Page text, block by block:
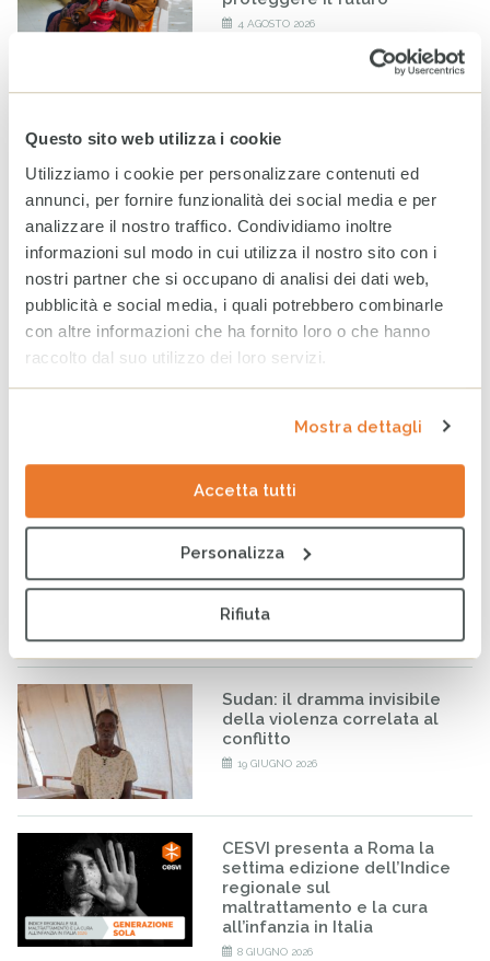
Questo sito web utilizza i cookie
Utilizziamo i cookie per personalizzare contenuti ed
annunci, per fornire funzionalità dei social media e per
analizzare il nostro traffico. Condividiamo inoltre
informazioni sul modo in cui utilizza il nostro sito con i
nostri partner che si occupano di analisi dei dati web,
pubblicità e social media, i quali potrebbero combinarle
con altre informazioni che ha fornito loro o che hanno
raccolto dal suo utilizzo dei loro servizi.
Mostra dettagli
Accetta tutti
Personalizza
Rifiuta
4 AGOSTO 2026
Rendiconto Campagna
un tetto alla speranza” con il
supporto informativo di Rai
Per la Sostenibilità – ESG
20 LUGLIO 2026
Infanzia: CESVI lancia la
prima dashboard italiana sul
maltrattamento all’infanzia
16 LUGLIO 2026
per fare la differenza nella
vita di minorenni e famiglie
fragili
24 GIUGNO 2026
Nessun destino è già scritto:
Sorriso in Italia
22 GIUGNO 2026
Sudan: il dramma invisibile
della violenza correlata al
conflitto
19 GIUGNO 2026
CESVI presenta a Roma la
settima edizione dell’Indice
regionale sul
maltrattamento e la cura
all’infanzia in Italia
8 GIUGNO 2026